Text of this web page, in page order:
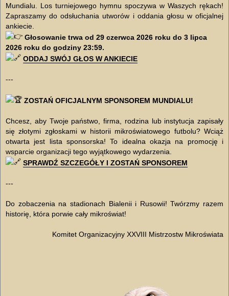
Mundialu. Los turniejowego hymnu spoczywa w Waszych rękach!
Zapraszamy do odsłuchania utworów i oddania głosu w oficjalnej
ankiecie.
Głosowanie trwa od 29 czerwca 2026 roku do 3 lipca
2026 roku do godziny 23:59.
ODDAJ SWÓJ GŁOS W ANKIECIE
---
ZOSTAŃ OFICJALNYM SPONSOREM MUNDIALU!
Chcesz, aby Twoje państwo, firma, rodzina lub instytucja zapisały
się złotymi zgłoskami w historii mikroświatowego futbolu? Wciąż
otwarta jest lista sponsorska! To idealna okazja na promocję i
wsparcie organizacji tego wyjątkowego wydarzenia.
SPRAWDŹ SZCZEGÓŁY I ZOSTAŃ SPONSOREM
---
Do zobaczenia na stadionach Bialenii i Rusowii! Twórzmy razem
historię, która porwie cały mikroświat!
Komitet Organizacyjny XXVIII Mistrzostw Mikroświata